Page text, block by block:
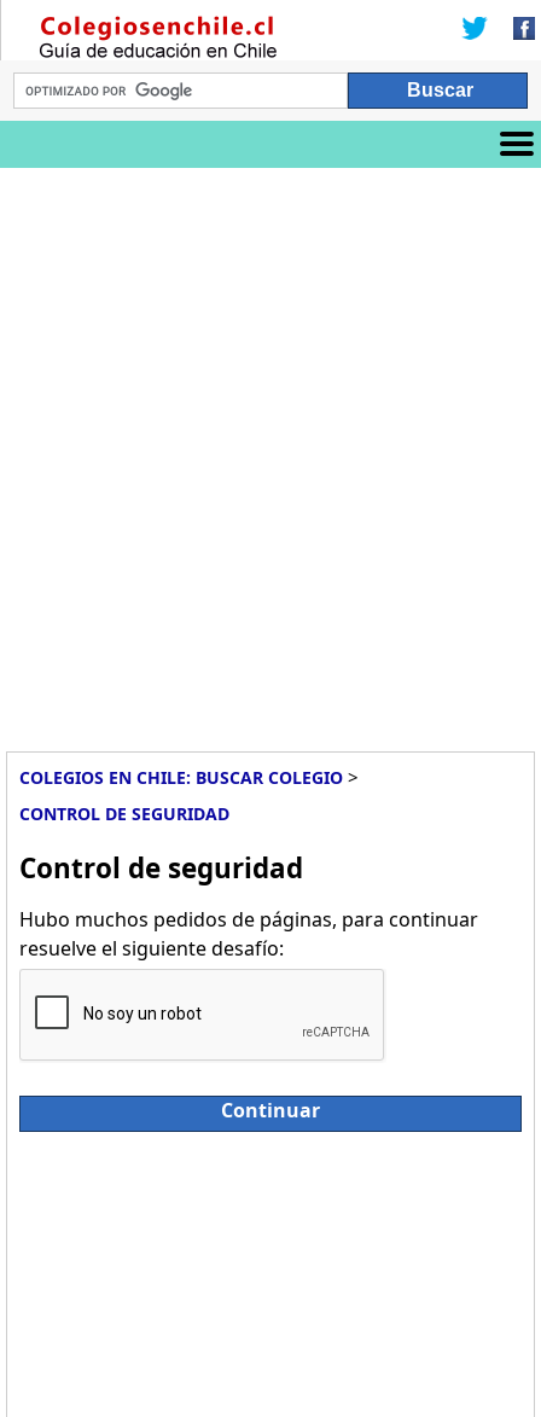
COLEGIOS EN CHILE: BUSCAR COLEGIO >
CONTROL DE SEGURIDAD
Control de seguridad
Hubo muchos pedidos de páginas, para continuar
resuelve el siguiente desafío:
Continuar